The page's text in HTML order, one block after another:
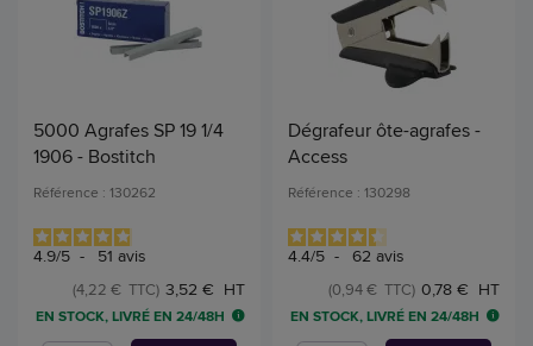
5000 Agrafes SP 19 1/4
1906 - Bostitch
Référence : 130262
4.9/5 - 51 avis
3,52 € HT
(4,22 € TTC)
EN STOCK, LIVRÉ EN 24/48H
Dégrafeur ôte-agrafes -
Access
Référence : 130298
4.4/5 - 62 avis
0,78 € HT
(0,94 € TTC)
EN STOCK, LIVRÉ EN 24/48H